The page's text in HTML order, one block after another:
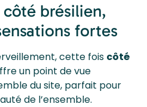
brésilien,
fortes
cette fois côté
un point de vue
du site, parfait pour
de l’ensemble.